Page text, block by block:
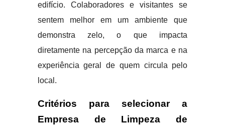
edifício. Colaboradores e visitantes se
sentem melhor em um ambiente que
demonstra zelo, o que impacta
diretamente na percepção da marca e na
experiência geral de quem circula pelo
local.
Critérios para selecionar a
Empresa de Limpeza de